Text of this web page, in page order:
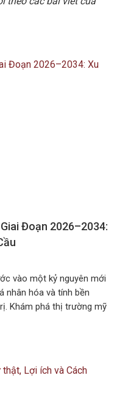
Đoạn 2026–2034:
vào một kỷ nguyên mới
nhân hóa và tính bền
Khám phá thị trường mỹ